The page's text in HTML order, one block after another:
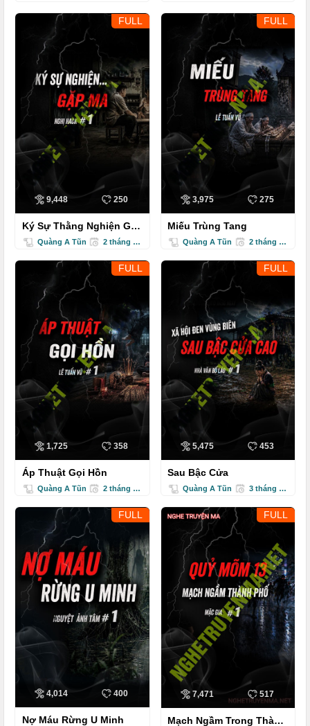
FULL
9,448 250
Ký Sự Thằng Nghiện Gặp
Ma Quàng A Tũn 2 tháng trước
FULL
3,975 275
Miếu Trùng Tang
Quàng A Tũn 2 tháng trước
FULL
1,725 358
Áp Thuật Gọi Hồn
Quàng A Tũn 2 tháng trước
FULL
5,475 453
Sau Bậc Cửa
Quàng A Tũn 3 tháng trước
FULL
4,014 400
Nợ Máu Rừng U Minh
FULL
7,471 517
Mạch Ngầm Trong Thành